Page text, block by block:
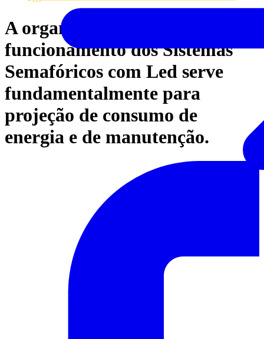
A organização em tempo de
funcionamento dos Sistemas
Semafóricos com Led serve
fundamentalmente para
projeção de consumo de
energia e de manutenção.